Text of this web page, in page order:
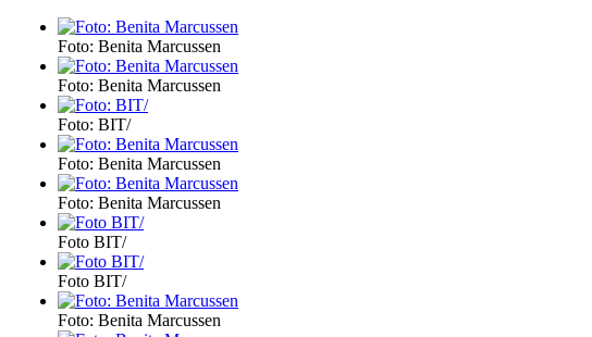
Foto: Benita Marcussen
Foto: Benita Marcussen
Foto: BIT/
Foto: Benita Marcussen
Foto: Benita Marcussen
Foto BIT/
Foto BIT/
Foto: Benita Marcussen